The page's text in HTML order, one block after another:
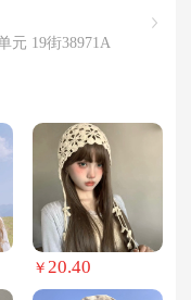
元 19街38971A
￥20.40